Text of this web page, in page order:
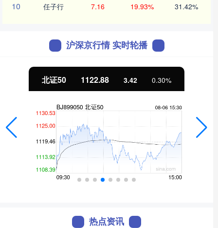
10 任子行 7.16 19.93% 31.42%
沪深京行情 实时轮播
北证50 1122.88 3.42 0.30%
热点资讯